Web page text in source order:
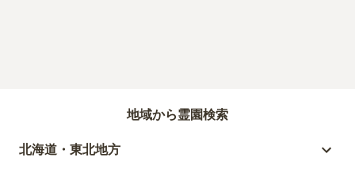
地域から霊園検索
北海道・東北地方